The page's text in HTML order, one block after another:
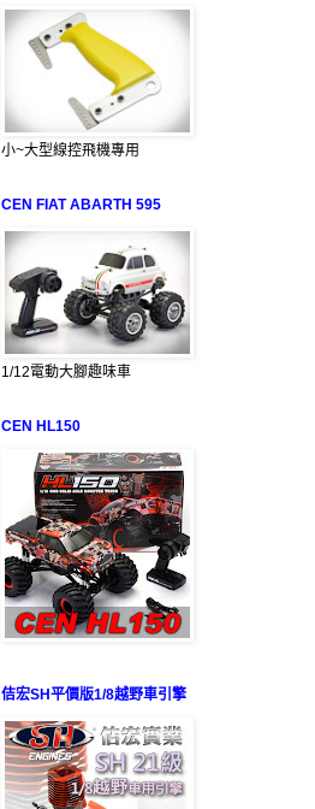
小~大型線控飛機專用
CEN FIAT ABARTH 595
1/12電動大腳趣味車
CEN HL150
佶宏SH平價版1/8越野車引擎